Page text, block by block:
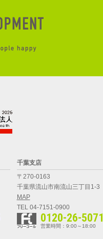
千葉支店
〒270-0163
千葉県流山市南流山三丁目1-3
MAP
TEL 04-7151-0900
0120-26-5071
営業時間：9:00～18:00